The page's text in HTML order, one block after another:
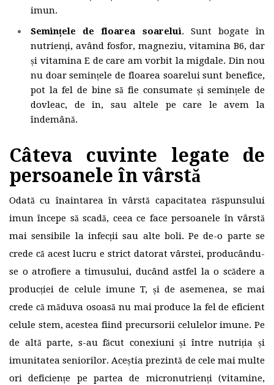
imun.
Semințele de floarea soarelui. Sunt bogate în
nutrienți, având fosfor, magneziu, vitamina B6, dar
și vitamina E de care am vorbit la migdale. Din nou
nu doar semințele de floarea soarelui sunt benefice,
pot la fel de bine să fie consumate și semințele de
dovleac, de in, sau altele pe care le avem la
îndemână.
Câteva cuvinte legate de
persoanele în vârstă
Odată cu înaintarea în vârstă capacitatea răspunsului
imun începe să scadă, ceea ce face persoanele în vârstă
mai sensibile la infecții sau alte boli. Pe de-o parte se
crede că acest lucru e strict datorat vârstei, producându-
se o atrofiere a timusului, ducând astfel la o scădere a
producției de celule imune T, și de asemenea, se mai
crede că măduva osoasă nu mai produce la fel de eficient
celule stem, acestea fiind precursorii celulelor imune. Pe
de altă parte, s-au făcut conexiuni și între nutriția și
imunitatea seniorilor. Aceștia prezintă de cele mai multe
ori deficiențe pe partea de micronutrienți (vitamine,